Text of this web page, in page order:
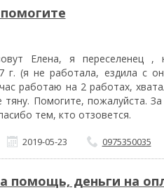
Елена, я переселенец
г. (я не работала, ездила с
работаю на 2 работах,
Помогите, пожалуйста.
тем, кто отзовется.
2019-05-23 0975350035
помощь, деньги на